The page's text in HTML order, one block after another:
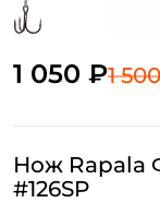
1 050 ₽1
Нож Rapala
#126SP